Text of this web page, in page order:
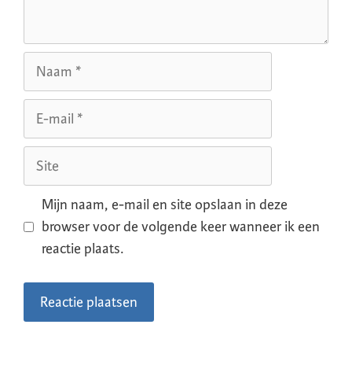
Mijn naam, e-mail en site opslaan in deze
browser voor de volgende keer wanneer ik een
reactie plaats.